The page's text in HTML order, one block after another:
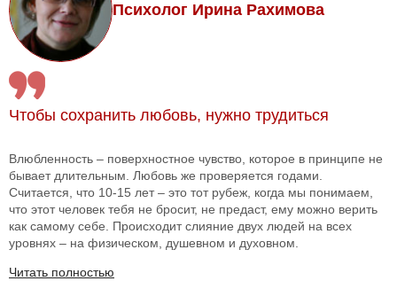
Психолог Ирина Рахимова
Чтобы сохранить любовь, нужно трудиться
Влюбленность – поверхностное чувство, которое в принципе не
бывает длительным. Любовь же проверяется годами.
Считается, что 10-15 лет – это тот рубеж, когда мы понимаем,
что этот человек тебя не бросит, не предаст, ему можно верить
как самому себе. Происходит слияние двух людей на всех
уровнях – на физическом, душевном и духовном.
Читать полностью